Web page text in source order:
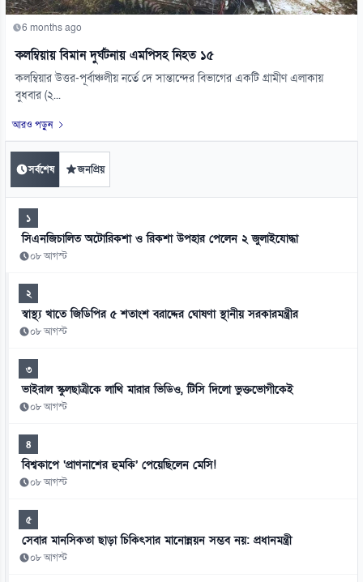
6 months ago
কলম্বিয়ায় বিমান দুর্ঘটনায় এমপিসহ নিহত ১৫
কলম্বিয়ার উত্তর-পূর্বাঞ্চলীয় নর্তে দে সান্তান্দের বিভাগের একটি গ্রামীণ এলাকায়
বুধবার (২...
আরও পড়ুন
সর্বশেষ জনপ্রিয়
১
সিএনজিচালিত অটোরিকশা ও রিকশা উপহার পেলেন ২ জুলাইযোদ্ধা
০৮ আগস্ট
২
স্বাস্থ্য খাতে জিডিপির ৫ শতাংশ বরাদ্দের ঘোষণা স্থানীয় সরকারমন্ত্রীর
০৮ আগস্ট
৩
ভাইরাল স্কুলছাত্রীকে লাথি মারার ভিডিও, টিসি দিলো ভুক্তভোগীকেই
০৮ আগস্ট
৪
বিশ্বকাপে ‘প্রাণনাশের হুমকি’ পেয়েছিলেন মেসি!
০৮ আগস্ট
৫
সেবার মানসিকতা ছাড়া চিকিৎসার মানোন্নয়ন সম্ভব নয়: প্রধানমন্ত্রী
০৮ আগস্ট